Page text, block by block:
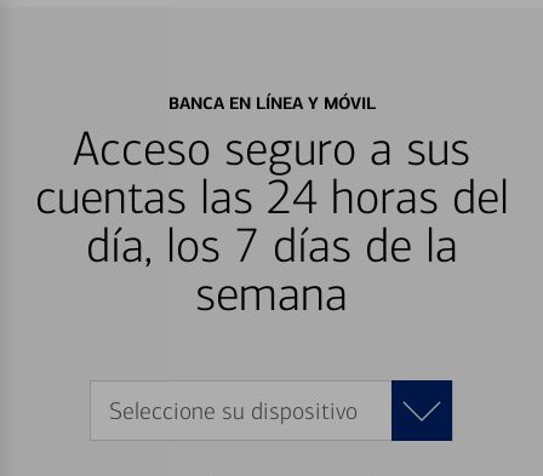
BANCA EN LÍNEA Y MÓVIL
Acceso seguro a sus
cuentas las 24 horas del
día, los 7 días de la
semana
Seleccione su dispositivo